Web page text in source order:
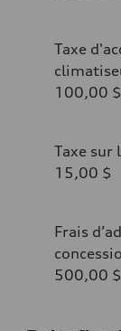
Taxe
100,00 $
Taxe sur
15,00 $
Frais
500,00 $